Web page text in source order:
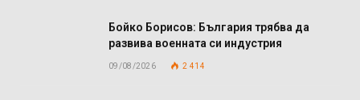
Бойко Борисов: България трябва да
развива военната си индустрия
09/08/2026 2 414